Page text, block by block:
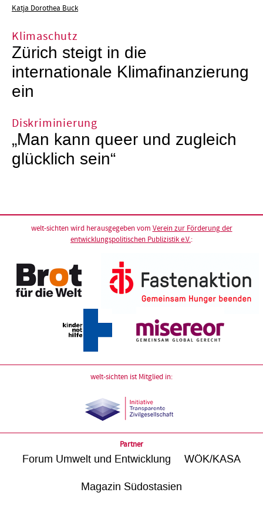
Katja Dorothea Buck
Klimaschutz
Zürich steigt in die
internationale Klimafinanzierung
ein
Diskriminierung
„Man kann queer und zugleich
glücklich sein“
welt-sichten wird herausgegeben vom Verein zur Förderung der
entwicklungspolitischen Publizistik e.V.:
welt-sichten ist Mitglied in:
Partner
Forum Umwelt und Entwicklung WÖK/KASA
Magazin Südostasien